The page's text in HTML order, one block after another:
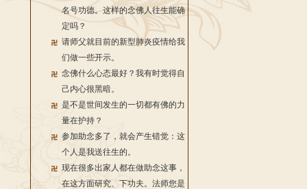
名号功德。这样的念佛人往生能确
定吗？
请师父就目前的新型肺炎疫情给我
们做一些开示。
念佛什么心态最好？我有时觉得自
己内心很黑暗。
是不是世间发生的一切都有佛的力
量在护持？
参加助念多了，就会产生错觉：这
个人是我送往生的。
现在很多出家人都在做助念这事，
在这方面研究、下功夫。法师您是